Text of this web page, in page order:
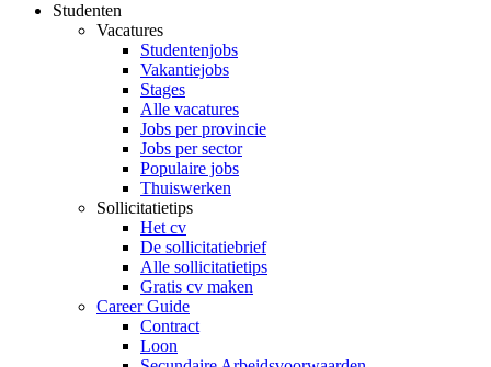
Studenten
Vacatures
Studentenjobs
Vakantiejobs
Stages
Alle vacatures
Jobs per provincie
Jobs per sector
Populaire jobs
Thuiswerken
Sollicitatietips
Het cv
De sollicitatiebrief
Alle sollicitatietips
Gratis cv maken
Career Guide
Contract
Loon